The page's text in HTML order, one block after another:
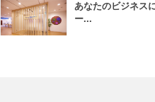
あなたのビジネス
ー...